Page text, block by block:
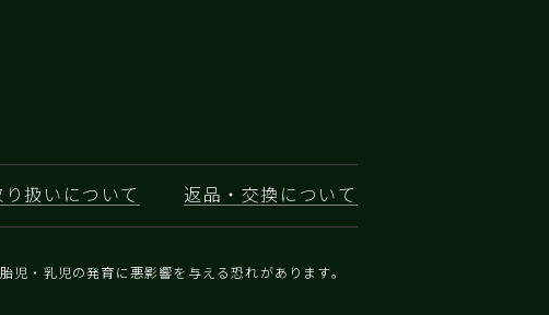
扱いについて 返品・交換について
・乳児の発育に悪影響を与える恐れがあります。